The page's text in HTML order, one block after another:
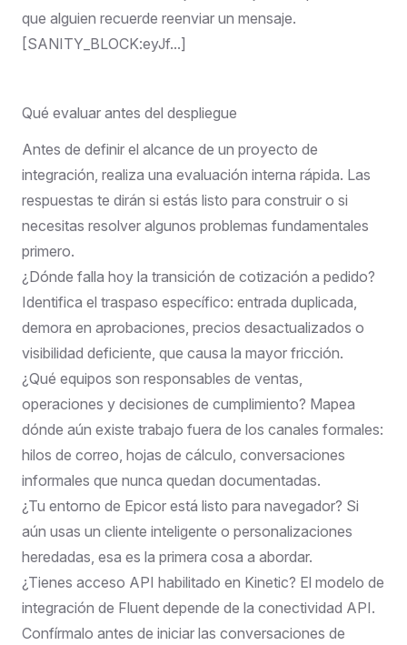
que alguien recuerde reenviar un mensaje.
[SANITY_BLOCK:eyJf...]
Qué evaluar antes del despliegue
Antes de definir el alcance de un proyecto de
integración, realiza una evaluación interna rápida. Las
respuestas te dirán si estás listo para construir o si
necesitas resolver algunos problemas fundamentales
primero.
¿Dónde falla hoy la transición de cotización a pedido?
Identifica el traspaso específico: entrada duplicada,
demora en aprobaciones, precios desactualizados o
visibilidad deficiente, que causa la mayor fricción.
¿Qué equipos son responsables de ventas,
operaciones y decisiones de cumplimiento? Mapea
dónde aún existe trabajo fuera de los canales formales:
hilos de correo, hojas de cálculo, conversaciones
informales que nunca quedan documentadas.
¿Tu entorno de Epicor está listo para navegador? Si
aún usas un cliente inteligente o personalizaciones
heredadas, esa es la primera cosa a abordar.
¿Tienes acceso API habilitado en Kinetic? El modelo de
integración de Fluent depende de la conectividad API.
Confírmalo antes de iniciar las conversaciones de